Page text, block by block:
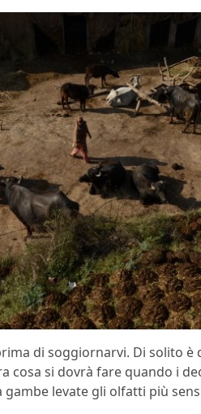
di soggiornarvi. Di solito
cosa si dovrà fare quando i
gambe levate gli olfatti più